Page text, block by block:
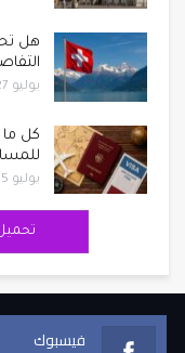
هل
يوليو 27, 2025
كل ما
يوليو 25, 2025
فيسبوك